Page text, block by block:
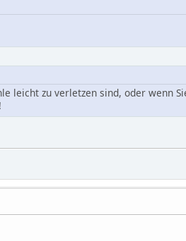
leicht zu verletzen sind, oder wenn